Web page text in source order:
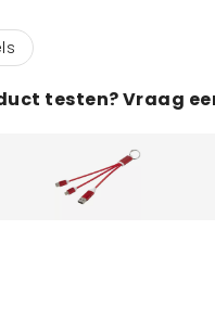
testen? Vraag